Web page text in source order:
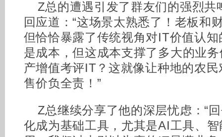
Z总的遭遇引发了群友们的强烈共
回应道：“这场景太熟悉了！老板和
但恰恰暴露了传统视角对IT价值认
是成本，但这成本支撑了多大的业
产增值考评IT？这就像让种地的农
售价负全责！”
Z总继续分享了他的深层忧虑：“
化成为基础工具，尤其是AI工具、